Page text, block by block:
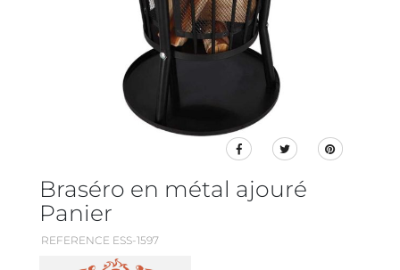
Braséro en métal ajouré
Panier
REFERENCE ESS-1597